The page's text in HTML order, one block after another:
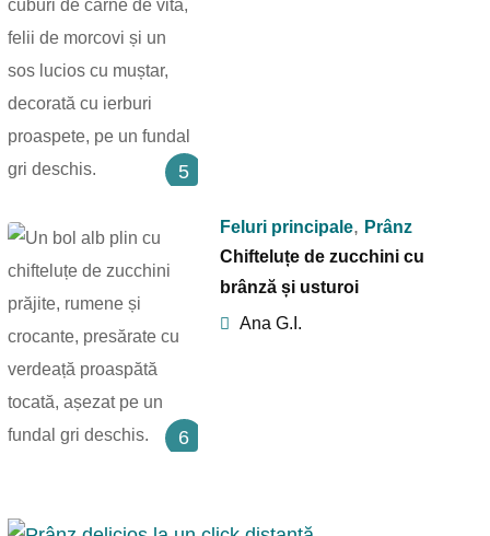
5
6
Feluri principale, Prânz
Chifteluțe de zucchini cu
brânză și usturoi
Ana G.I.